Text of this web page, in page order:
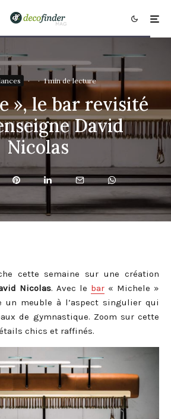
· · 1 min de lecture
», le bar revisité
David
Nicolas
cette semaine sur une création
Nicolas. Avec le bar « Michele »
un meuble à l’aspect singulier qui
de gymnastique. Zoom sur cette
chics et raffinés.